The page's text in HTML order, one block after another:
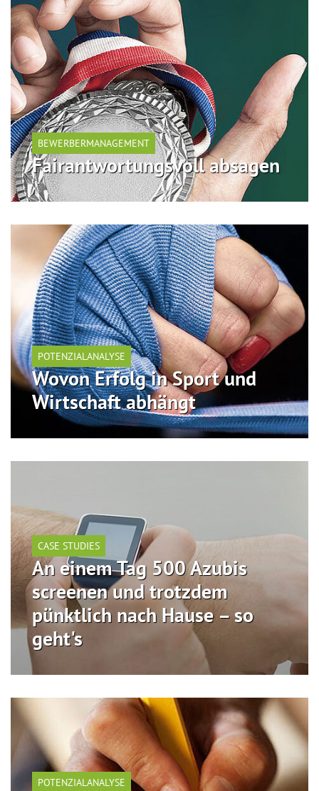
BEWERBERMANAGEMENT
Fairantwortungsvoll absagen
POTENZIALANALYSE
Wovon Erfolg in Sport und
Wirtschaft abhängt
CASE STUDIES
An einem Tag 500 Azubis
screenen und trotzdem
pünktlich nach Hause – so
geht's
POTENZIALANALYSE